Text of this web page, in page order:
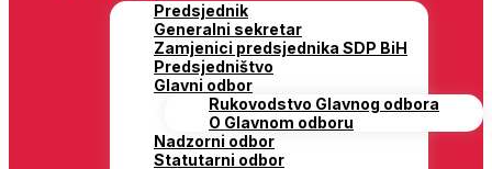
Predsjednik
Generalni sekretar
Zamjenici predsjednika SDP BiH
Predsjedništvo
Glavni odbor
Rukovodstvo Glavnog odbora
O Glavnom odboru
Nadzorni odbor
Statutarni odbor